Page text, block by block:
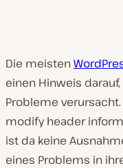
Die meisten
einen Hinweis
Probleme verursacht.
modify header
ist da keine
eines Problems in